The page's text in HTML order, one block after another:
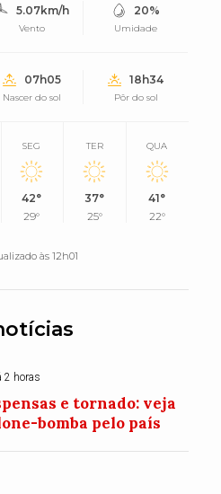
5.07km/h
Vento
20%
Umidade
07h05
Nascer do sol
18h34
Pôr do sol
SEG
42°
29°
TER
37°
25°
QUA
41°
22°
às 12h01
2 horas
e tornado: veja
bomba pelo país